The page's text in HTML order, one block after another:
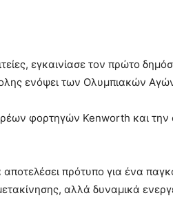
εγκαινίασε τον πρώτο
ενόψει των Ολυμπιακών
φορτηγών Kenworth και
πρότυπο για ένα
αλλά δυναμικά